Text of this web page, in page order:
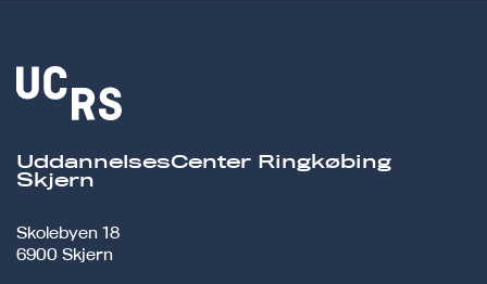
UddannelsesCenter Ringkøbing
Skjern
Skolebyen 18
6900 Skjern